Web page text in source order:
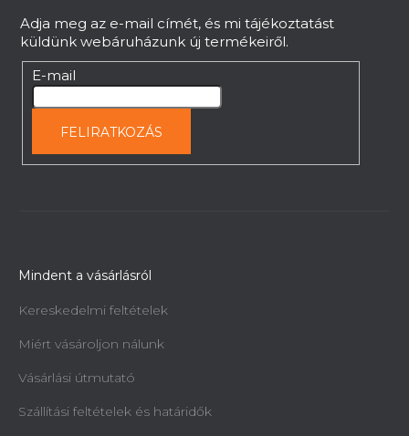
Adja meg az e-mail címét, és mi tájékoztatást
küldünk webáruházunk új termékeiről.
E-mail
FELIRATKOZÁS
Mindent a vásárlásról
Kereskedelmi feltételek
Miért vásároljon nálunk
Vásárlási útmutató
Szállítási feltételek és határidők